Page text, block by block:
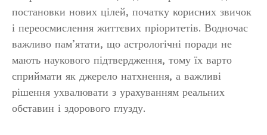
постановки нових цілей, початку корисних звичок
і переосмислення життєвих пріоритетів. Водночас
важливо пам’ятати, що астрологічні поради не
мають наукового підтвердження, тому їх варто
сприймати як джерело натхнення, а важливі
рішення ухвалювати з урахуванням реальних
обставин і здорового глузду.